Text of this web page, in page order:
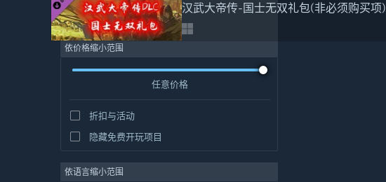
汉武大帝传-国士无双礼包(非必须购买项)
依价格缩小范围
任意价格
折扣与活动
隐藏免费开玩项目
依语言缩小范围